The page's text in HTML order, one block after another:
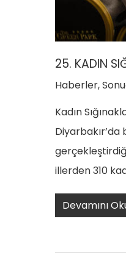
25. KADIN
Haberler,
Kadın
Diyarbakır’da
illerden 310
Devamını